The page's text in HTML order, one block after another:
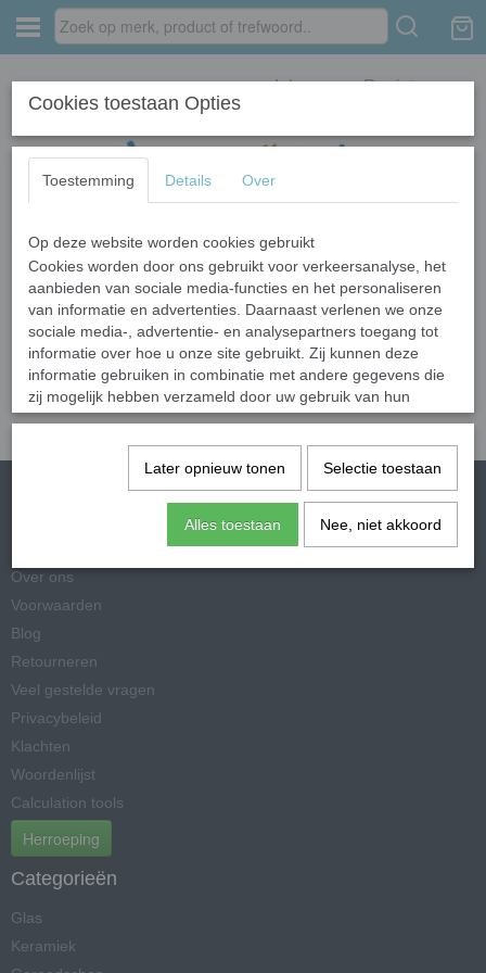
Inloggen Registreren
Home › Pakketten › Kleur pakketten
Helaas bevinden er zich in deze categorie nog geen producten.
Probeert u het later nog eens!
Over ons
Voorwaarden
Blog
Retourneren
Veel gestelde vragen
Privacybeleid
Klachten
Woordenlijst
Calculation tools
Herroeping
Categorieën
Glas
Keramiek
Cookies toestaan Opties
Toestemming Details Over
Op deze website worden cookies gebruikt
Cookies worden door ons gebruikt voor verkeersanalyse, het
aanbieden van sociale media-functies en het personaliseren
van informatie en advertenties. Daarnaast verlenen we onze
sociale media-, advertentie- en analysepartners toegang tot
informatie over hoe u onze site gebruikt. Zij kunnen deze
informatie gebruiken in combinatie met andere gegevens die
zij mogelijk hebben verzameld door uw gebruik van hun
diensten of die u hen hebt verstrekt.
Later opnieuw tonen Selectie toestaan
Alles toestaan Nee, niet akkoord